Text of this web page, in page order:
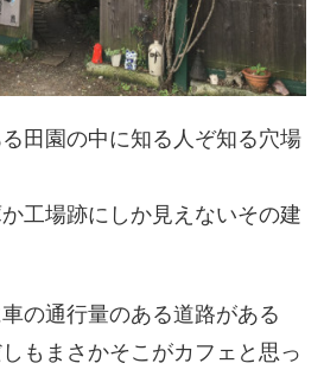
田園の中に知る人ぞ知る穴場
工場跡にしか見えないその建
の通行量のある道路がある
もまさかそこがカフェと思っ